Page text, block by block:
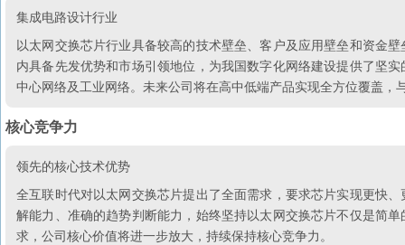
集成电路设计行业
以太网交换芯片行业具备较高的技术壁垒、客户及应用壁垒和资金
内具备先发优势和市场引领地位，为我国数字化网络建设提供了坚
中心网络及工业网络。未来公司将在高中低端产品实现全方位覆盖，
核心竞争力
领先的核心技术优势
全互联时代对以太网交换芯片提出了全面需求，要求芯片实现更快
解能力、准确的趋势判断能力，始终坚持以太网交换芯片不仅是简
求，公司核心价值将进一步放大，持续保持核心竞争力。